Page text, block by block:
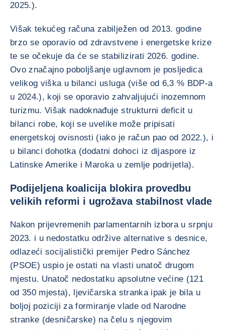
2025.).
Višak tekućeg računa zabilježen od 2013. godine
brzo se oporavio od zdravstvene i energetske krize
te se očekuje da će se stabilizirati 2026. godine.
Ovo značajno poboljšanje uglavnom je posljedica
velikog viška u bilanci usluga (više od 6,3 % BDP-a
u 2024.), koji se oporavio zahvaljujući inozemnom
turizmu. Višak nadoknađuje strukturni deficit u
bilanci robe, koji se uvelike može pripisati
energetskoj ovisnosti (iako je račun pao od 2022.), i
u bilanci dohotka (dodatni dohoci iz dijaspore iz
Latinske Amerike i Maroka u zemlje podrijetla).
Podijeljena koalicija blokira provedbu
velikih reformi i ugrožava stabilnost vlade
Nakon prijevremenih parlamentarnih izbora u srpnju
2023. i u nedostatku održive alternative s desnice,
odlazeći socijalistički premijer Pedro Sánchez
(PSOE) uspio je ostati na vlasti unatoč drugom
mjestu. Unatoč nedostatku apsolutne većine (121
od 350 mjesta), ljevičarska stranka ipak je bila u
boljoj poziciji za formiranje vlade od Narodne
stranke (desničarske) na čelu s njegovim